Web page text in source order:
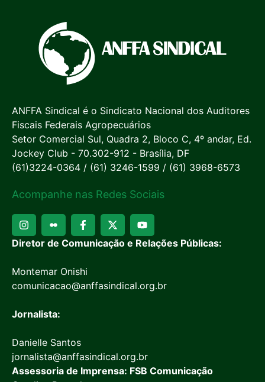
ANFFA Sindical é o Sindicato Nacional dos Auditores
Fiscais Federais Agropecuários
Setor Comercial Sul, Quadra 2, Bloco C, 4º andar, Ed.
Jockey Club - 70.302-912 - Brasília, DF
(61)3224-0364 / (61) 3246-1599 / (61) 3968-6573
Acompanhe nas Redes Sociais
Diretor de Comunicação e Relações Públicas:
Montemar Onishi
comunicacao@anffasindical.org.br
Jornalista:
Danielle Santos
jornalista@anffasindical.org.br
Assessoria de Imprensa: FSB Comunicação